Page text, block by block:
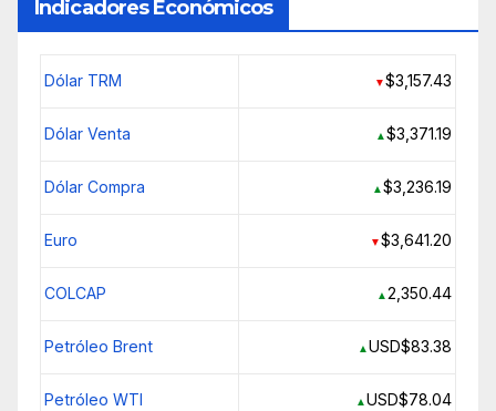
Indicadores Económicos
Dólar TRM ▼$3,157.43
Dólar Venta ▲$3,371.19
Dólar Compra ▲$3,236.19
Euro ▼$3,641.20
COLCAP ▲ 2,350.44
Petróleo Brent ▲USD$83.38
Petróleo WTI ▲USD$78.04